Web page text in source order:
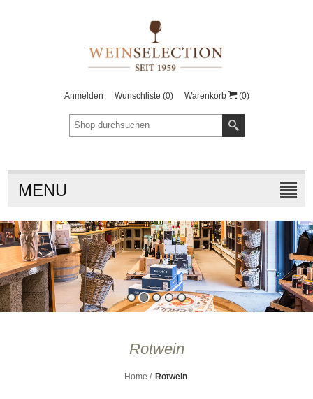
Anmelden Wunschliste (0) Warenkorb (0)
MENU
Rotwein
Home / Rotwein